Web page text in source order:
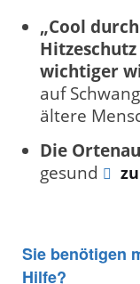
„Cool
wichtiger
auf
ältere
Die
gesund
Sie benötigen
Hilfe?